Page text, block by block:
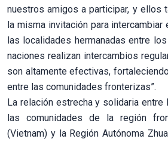
nuestros amigos a participar, y ellos
la misma invitación para intercambiar
las localidades hermanadas entre
naciones realizan intercambios
son altamente efectivas,
entre las comunidades fronterizas”.
La relación estrecha y solidaria
las comunidades de la región
(Vietnam) y la Región Autónoma